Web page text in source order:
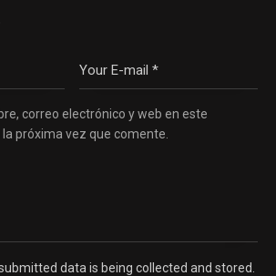
correo electrónico y web en este
próxima vez que comente.
data is being collected and stored.